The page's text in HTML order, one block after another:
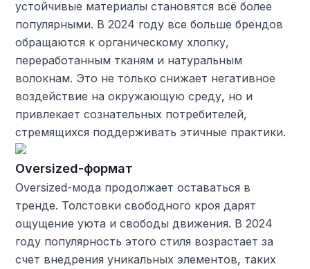
устойчивые материалы становятся всё более
популярными. В 2024 году все больше брендов
обращаются к органическому хлопку,
переработанным тканям и натуральным
волокнам. Это не только снижает негативное
воздействие на окружающую среду, но и
привлекает сознательных потребителей,
стремящихся поддерживать этичные практики.
Oversized-формат
Oversized-мода продолжает оставаться в
тренде. Толстовки свободного кроя дарят
ощущение уюта и свободы движения. В 2024
году популярность этого стиля возрастает за
счет внедрения уникальных элементов, таких